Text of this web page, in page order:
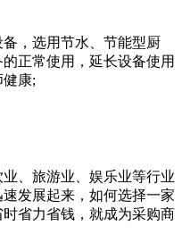
，选用节水、节能型厨
正常使用，延长设备使用
康;
、旅游业、娱乐业等行业
发展起来，如何选择一家
省力省钱，就成为采购商